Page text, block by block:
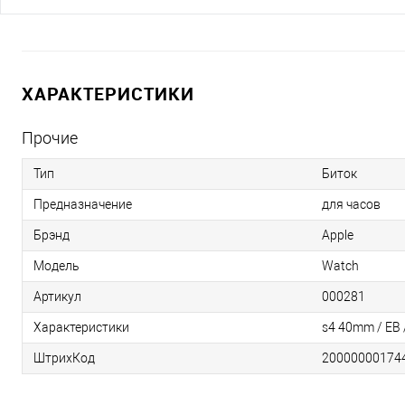
ХАРАКТЕРИСТИКИ
Прочие
Тип Биток
Предназначение для часов
Брэнд Apple
Модель Watch
Артикул 000281
Характеристики s4 40mm / EB
ШтрихКод